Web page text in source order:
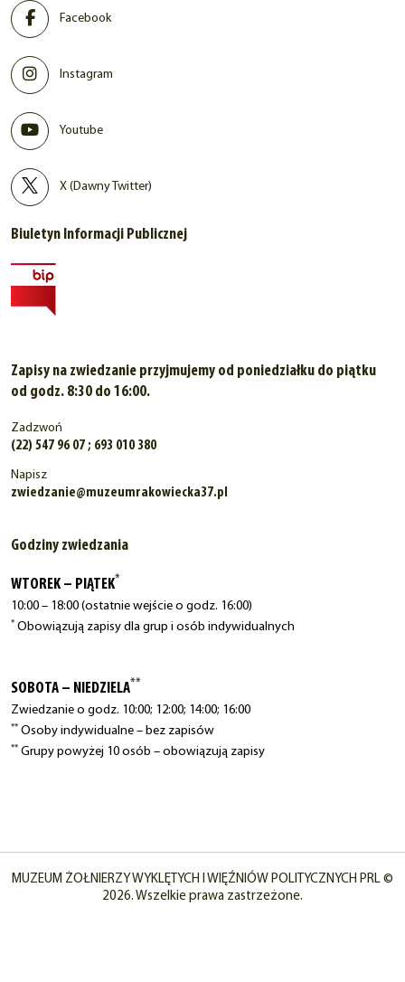
Facebook
Instagram
Youtube
X (Dawny Twitter)
Biuletyn Informacji Publicznej
Zapisy na zwiedzanie przyjmujemy od poniedziałku do piątku
od godz. 8:30 do 16:00.
Zadzwoń
(22) 547 96 07 ; 693 010 380
Napisz
zwiedzanie@muzeumrakowiecka37.pl
Godziny zwiedzania
WTOREK – PIĄTEK*
10:00 – 18:00 (ostatnie wejście o godz. 16:00)
* Obowiązują zapisy dla grup i osób indywidualnych
SOBOTA – NIEDZIELA**
Zwiedzanie o godz. 10:00; 12:00; 14:00; 16:00
** Osoby indywidualne – bez zapisów
** Grupy powyżej 10 osób – obowiązują zapisy
MUZEUM ŻOŁNIERZY WYKLĘTYCH I WIĘŹNIÓW POLITYCZNYCH PRL ©
2026. Wszelkie prawa zastrzeżone.